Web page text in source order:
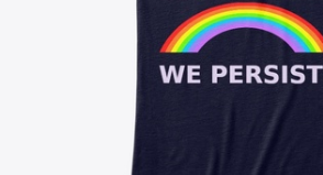
Vendez partout
19,99 $US
Mug
12,99 $US
Premium Long Sleeve Tee